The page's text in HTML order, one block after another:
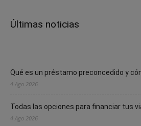
Últimas noticias
Qué es un préstamo preconcedido y
4 Ago 2026
Todas las opciones para financiar tus
4 Ago 2026